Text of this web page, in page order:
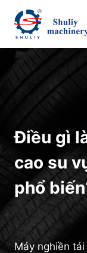
content
Điều gì
cao su
phổ
Máy nghiền